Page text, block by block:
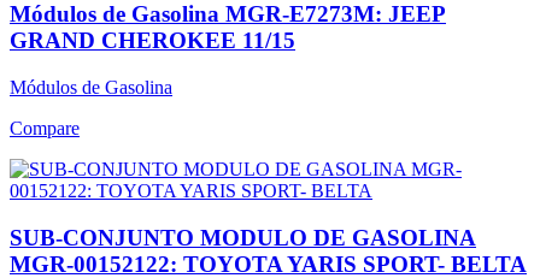
Módulos de Gasolina MGR-E7273M: JEEP
GRAND CHEROKEE 11/15
Módulos de Gasolina
Compare
SUB-CONJUNTO MODULO DE GASOLINA
MGR-00152122: TOYOTA YARIS SPORT- BELTA